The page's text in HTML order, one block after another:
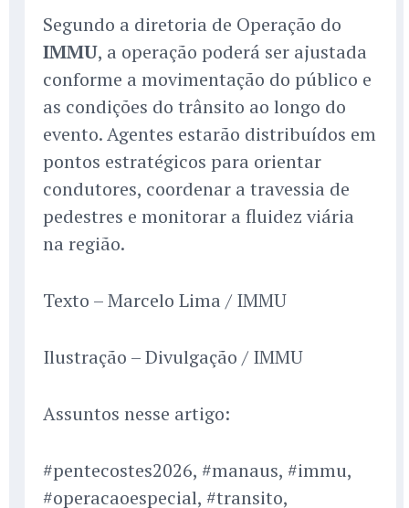
Segundo a diretoria de Operação do
IMMU, a operação poderá ser ajustada
conforme a movimentação do público e
as condições do trânsito ao longo do
evento. Agentes estarão distribuídos em
pontos estratégicos para orientar
condutores, coordenar a travessia de
pedestres e monitorar a fluidez viária
na região.
Texto – Marcelo Lima / IMMU
Ilustração – Divulgação / IMMU
Assuntos nesse artigo:
#pentecostes2026, #manaus, #immu,
#operacaoespecial, #transito,